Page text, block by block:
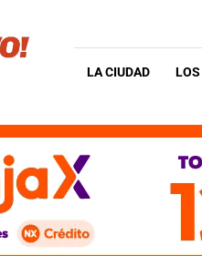
LA CIUDAD LOS